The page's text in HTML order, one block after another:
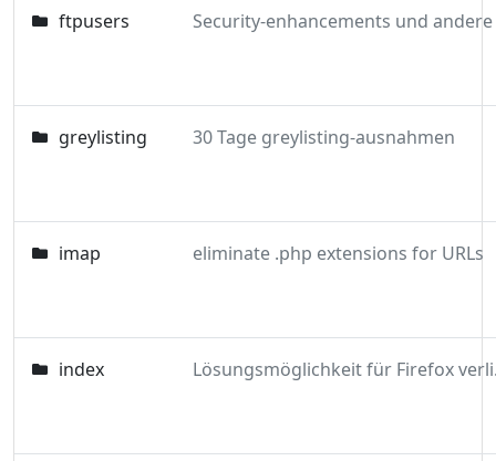
ftpusers
greylisting 30 Tage greylisting-ausnahmen
imap eliminate .php extensions for URLs
index